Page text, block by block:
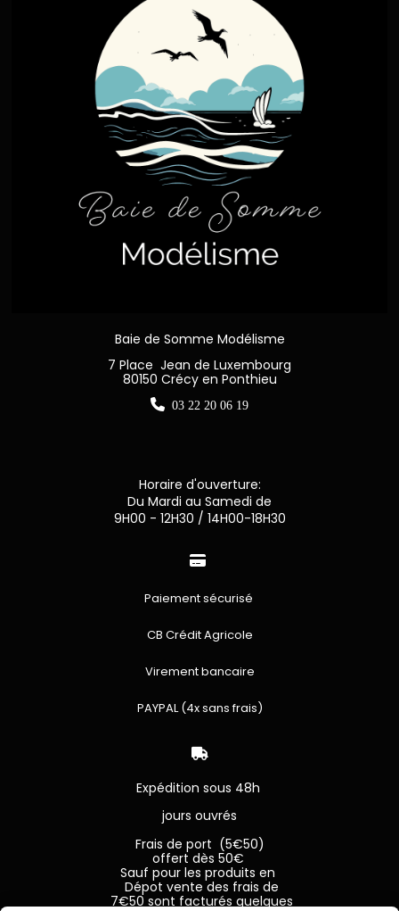
Baie de Somme Modélisme
7 Place Jean de Luxembourg
80150 Crécy en Ponthieu
 03 22 20 06 19
Horaire d'ouverture:
Du Mardi au Samedi de
9H00 - 12H30 / 14H00-18H30

Paiement sécurisé
CB Crédit Agricole
Virement bancaire
PAYPAL (4x sans frais)

Expédition sous 48h
jours ouvrés
Frais de port (5€50)
offert dès 50€
Sauf pour les produits en
Dépot vente des frais de
7€50 sont facturés quelques